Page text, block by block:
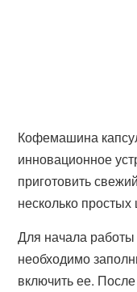
Кофемашина
инновационное
приготовить
несколько простых
Для начала
необходимо
включить ее.